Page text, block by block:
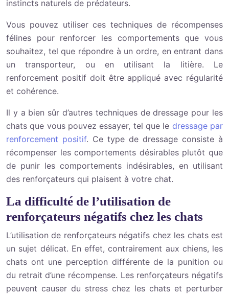
instincts naturels de prédateurs.
Vous pouvez utiliser ces techniques de récompenses
félines pour renforcer les comportements que vous
souhaitez, tel que répondre à un ordre, en entrant dans
un transporteur, ou en utilisant la litière. Le
renforcement positif doit être appliqué avec régularité
et cohérence.
Il y a bien sûr d’autres techniques de dressage pour les
chats que vous pouvez essayer, tel que le dressage par
renforcement positif. Ce type de dressage consiste à
récompenser les comportements désirables plutôt que
de punir les comportements indésirables, en utilisant
des renforçateurs qui plaisent à votre chat.
La difficulté de l’utilisation de
renforçateurs négatifs chez les chats
L’utilisation de renforçateurs négatifs chez les chats est
un sujet délicat. En effet, contrairement aux chiens, les
chats ont une perception différente de la punition ou
du retrait d’une récompense. Les renforçateurs négatifs
peuvent causer du stress chez les chats et perturber